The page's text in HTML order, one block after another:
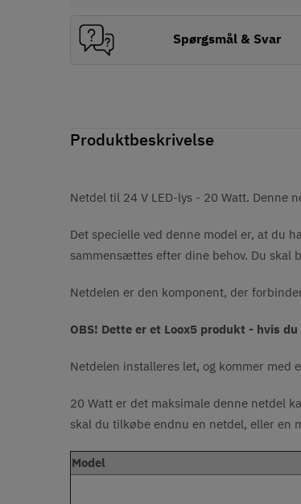
Produktbeskrivelse
Netdel til 24 V LED-lys - 20 Watt. Denne
Det specielle ved denne model er, at du
sammensættes efter dine behov. Du skal
Netdelen er den komponent, der
OBS! Dette er et Loox5 produkt - hvis
Netdelen installeres let, og kommer med
20 Watt er det maksimale denne netdel
skal du tilkøbe endnu en netdel, eller en
Model
Spørgsmål & Svar